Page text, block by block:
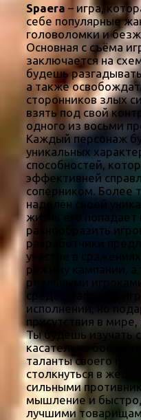
Spaera – игра,
себе популярные
головоломки и
Основная с съёма
заключается на
будешь
а также
сторонников злых
взять под свой
одного из восьми
Каждый персонаж
уникальных
способностей,
эффективней
соперником. Более
наделён своей
жизнь его попадает
разнообразить
разработчики
участие в
режиму кампании, а
реальными
среде. Графика в
исполнении, но
присутствия в
Ты будешь изучать
касательно боевых
таланты своего
столкнуться в
сильными
мышление и
лучшими